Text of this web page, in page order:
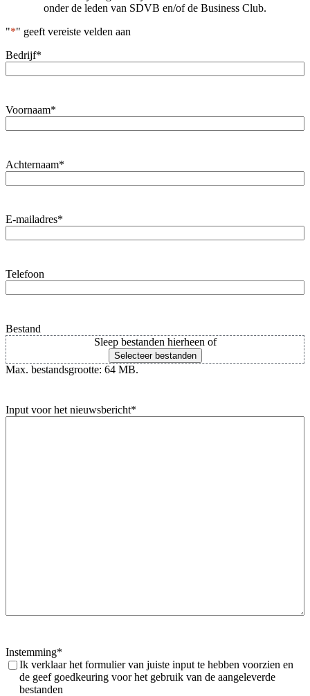
onder de leden van SDVB en/of de Business Club.
"*" geeft vereiste velden aan
Bedrijf*
Voornaam*
Achternaam*
E-mailadres*
Telefoon
Bestand
Sleep bestanden hierheen of
Selecteer bestanden
Max. bestandsgrootte: 64 MB.
Input voor het nieuwsbericht*
Instemming*
Ik verklaar het formulier van juiste input te hebben voorzien en
de geef goedkeuring voor het gebruik van de aangeleverde
bestanden